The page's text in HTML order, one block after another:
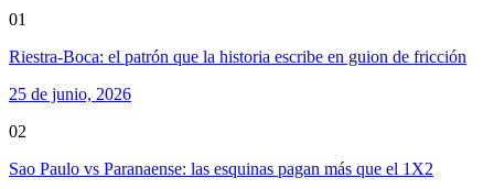
01
Riestra-Boca: el patrón que la historia escribe en guion de fricción
25 de junio, 2026
02
Sao Paulo vs Paranaense: las esquinas pagan más que el 1X2